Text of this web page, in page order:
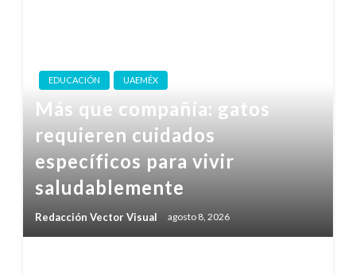
EDUCACIÓN UAEMÉX
Más que compañía: gatos
requieren cuidados
específicos para vivir
saludablemente
Redacción Vector Visual agosto 8, 2026